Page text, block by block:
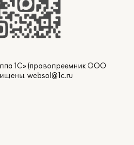
1С» (правопреемник ООО
websol@1c.ru